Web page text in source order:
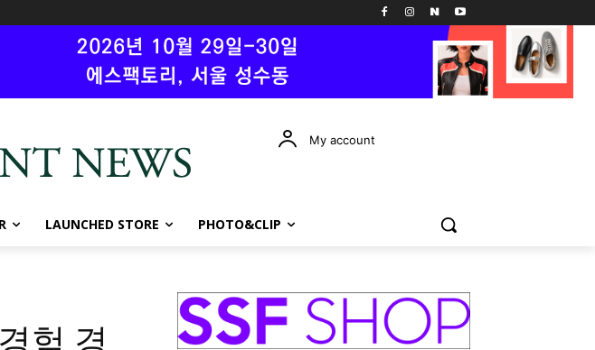
My account
LAUNCHED STORE PHOTO&CLIP
험 경